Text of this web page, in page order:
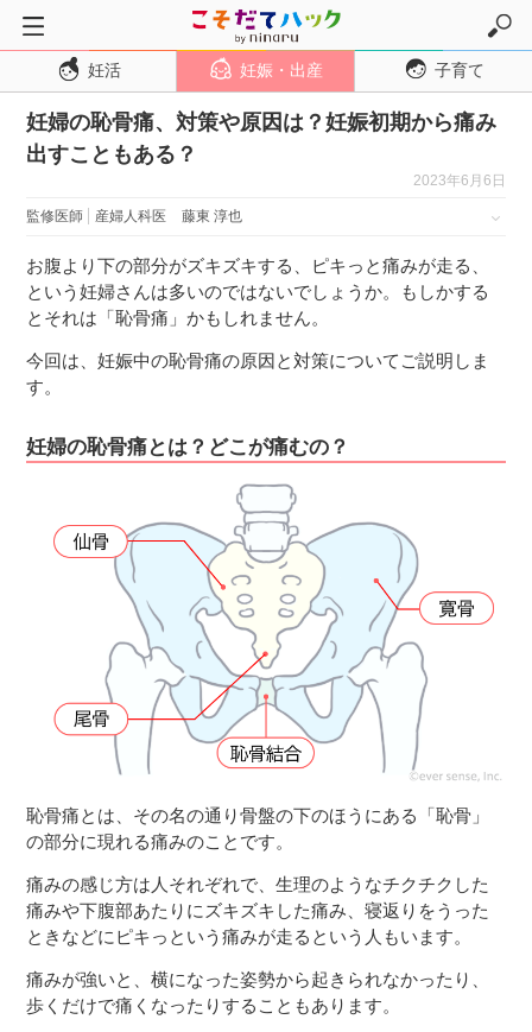
トップページ
妊活
妊娠・出産
妊娠中期
妊娠後期
出産
０歳児
２歳児
３〜６歳児
妊活 妊娠・出産 子育て
妊婦の恥骨痛、対策や原因は？妊娠初期から痛み
出すこともある？
2023年6月6日
監修医師 産婦人科医 藤東 淳也
お腹より下の部分がズキズキする、ピキっと痛みが走る、
という妊婦さんは多いのではないでしょうか。もしかする
とそれは「恥骨痛」かもしれません。
今回は、妊娠中の恥骨痛の原因と対策についてご説明しま
す。
妊婦の恥骨痛とは？どこが痛むの？
恥骨痛とは、その名の通り骨盤の下のほうにある「恥骨」
の部分に現れる痛みのことです。
痛みの感じ方は人それぞれで、生理のようなチクチクした
痛みや下腹部あたりにズキズキした痛み、寝返りをうった
ときなどにピキっという痛みが走るという人もいます。
痛みが強いと、横になった姿勢から起きられなかったり、
歩くだけで痛くなったりすることもあります。